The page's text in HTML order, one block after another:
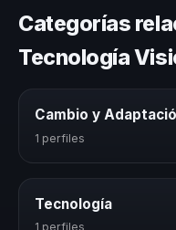
Categorías
Tecnología
Cambio y
1 perfiles
Tecnología
1 perfiles